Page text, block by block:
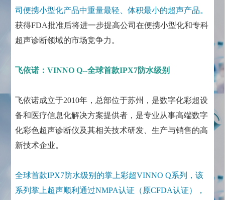
司便携小型化产品中重量最轻、体积最小的超声产品。
获得FDA批准后将进一步提高公司在便携小型化和专科
超声诊断领域的市场竞争力。
飞依诺：VINNO Q--全球首款IPX7防水级别
飞依诺成立于2010年，总部位于苏州，是数字化彩超设
备和医疗信息化解决方案提供者，是专业从事高端数字
化彩色超声诊断仪及其相关技术研发、生产与销售的高
新技术企业。
全球首款IPX7防水级别的掌上彩超VINNO Q系列，该
系列掌上超声顺利通过NMPA认证（原CFDA认证），